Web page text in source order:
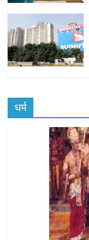
धर्म